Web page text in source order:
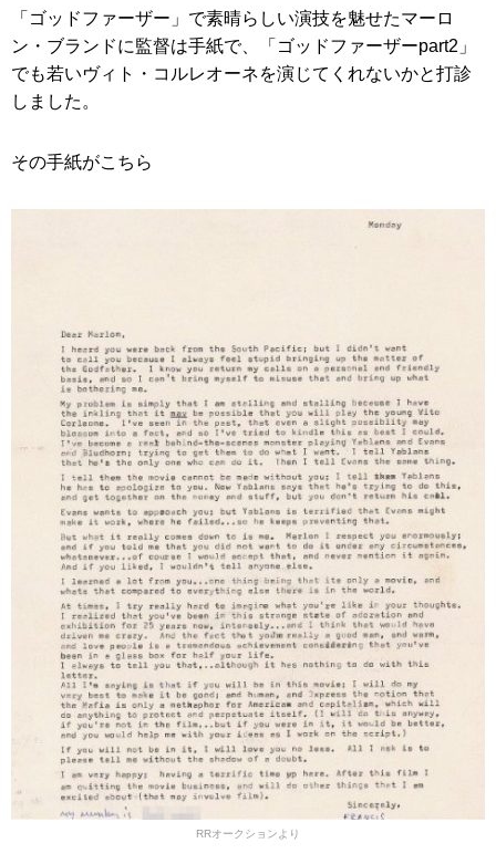
「ゴッドファーザー」で素晴らしい演技を魅せたマーロ
ン・ブランドに監督は手紙で、「ゴッドファーザーpart2」
でも若いヴィト・コルレオーネを演じてくれないかと打診
しました。
その手紙がこちら
RRオークションより